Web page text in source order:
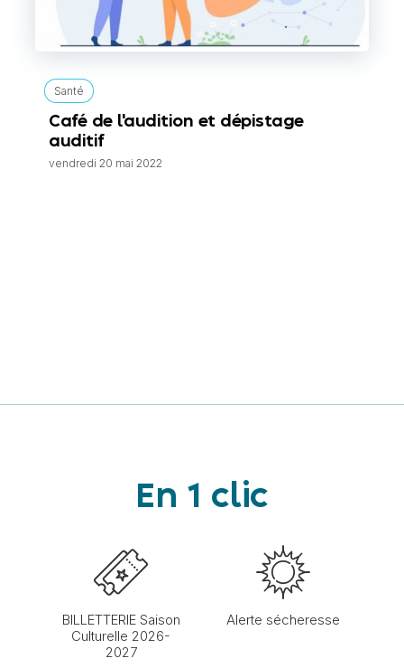
Santé
Café de l'audition et dépistage
auditif
vendredi 20 mai 2022
En 1 clic
BILLETTERIE Saison
Culturelle 2026-
2027
Alerte sécheresse